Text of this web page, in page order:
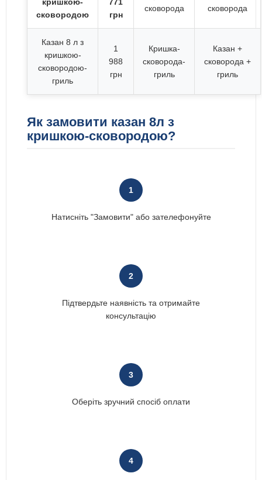
сковородою
грн
сковорода
сковорода
Казан 8 л з
кришкою-
сковородою-
гриль
1
988
грн
Кришка-
сковорода-
гриль
Казан +
сковорода +
гриль
Як замовити казан 8л з
кришкою-сковородою?
1
Натисніть "Замовити" або зателефонуйте
2
Підтвердьте наявність та отримайте
консультацію
3
Оберіть зручний спосіб оплати
4